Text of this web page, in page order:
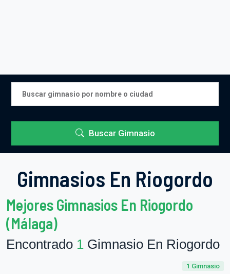
Buscar Gimnasio
Gimnasios En Riogordo
Mejores Gimnasios En Riogordo
(Málaga)
Encontrado 1 Gimnasio En Riogordo
1 Gimnasio